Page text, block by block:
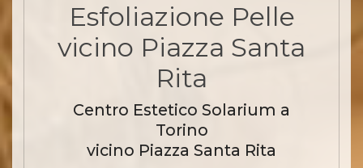
Esfoliazione Pelle
vicino Piazza Santa
Rita
Centro Estetico Solarium a
Torino
vicino Piazza Santa Rita